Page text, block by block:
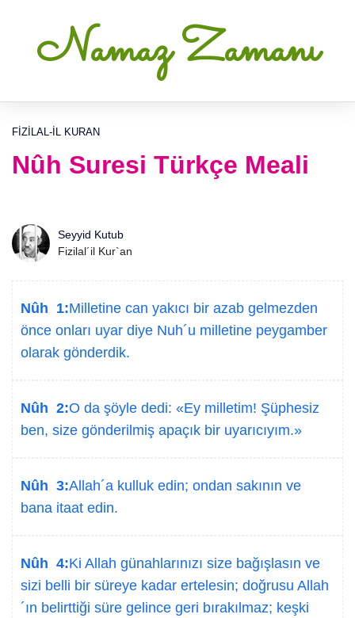
Namaz Zamanı
FIZILAL-IL KURAN
Nûh Suresi Türkçe Meali
Seyyid Kutub
Fizilal´il Kur`an
Nûh 1:Milletine can yakıcı bir azab gelmezden
önce onları uyar diye Nuh´u milletine peygamber
olarak gönderdik.
Nûh 2:O da şöyle dedi: «Ey milletim! Şüphesiz
ben, size gönderilmiş apaçık bir uyarıcıyım.»
Nûh 3:Allah´a kulluk edin; ondan sakının ve
bana itaat edin.
Nûh 4:Ki Allah günahlarınızı size bağışlasın ve
sizi belli bir süreye kadar ertelesin; doğrusu Allah
´ın belirttiği süre gelince geri bırakılmaz; keşki